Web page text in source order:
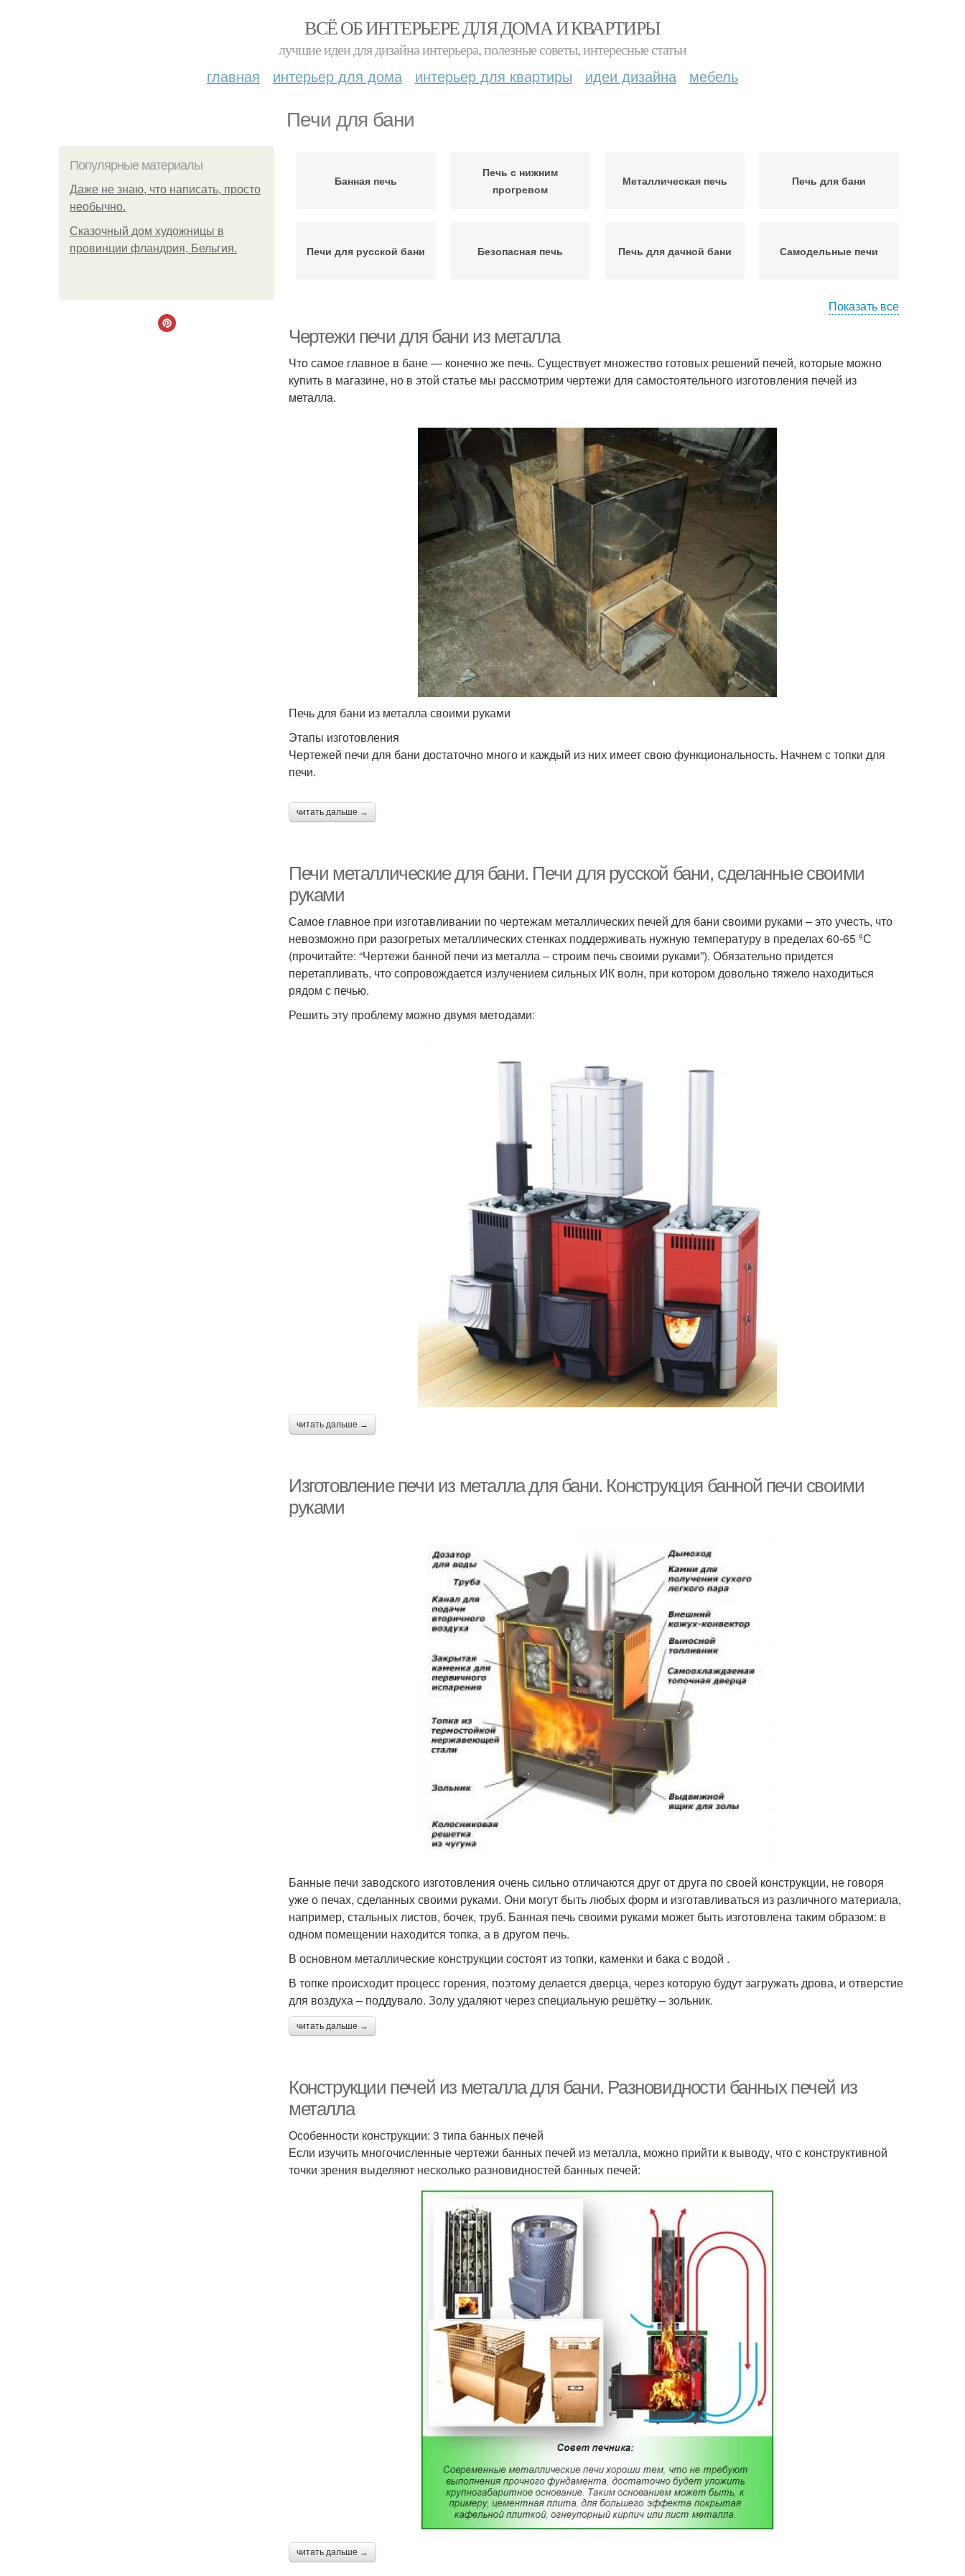
ВСЁ ОБ ИНТЕРЬЕРЕ ДЛЯ ДОМА И КВАРТИРЫ
лучшие идеи для дизайна интерьера, полезные советы, интересные статьи
главная интерьер для дома интерьер для квартиры идеи дизайна мебель
Печи для бани
Популярные материалы
Даже не знаю, что написать, просто
необычно.
Сказочный дом художницы в
провинции фландрия, Бельгия.
Банная печь
Печь с нижним
прогревом
Металлическая печь Печь для бани
Печи для русской бани Безопасная печь Печь для дачной бани Самодельные печи
Железная печь Каменка для бани
Печь из кирпича
Показать все
Чертежи печи для бани из металла
Что самое главное в бане — конечно же печь. Существует множество готовых решений печей, которые можно
купить в магазине, но в этой статье мы рассмотрим чертежи для самостоятельного изготовления печей из
металла.
Печь для бани из металла своими руками
Этапы изготовления
Чертежей печи для бани достаточно много и каждый из них имеет свою функциональность. Начнем с топки для
печи.
читать дальше →
Печи металлические для бани. Печи для русской бани, сделанные своими
руками
Самое главное при изготавливании по чертежам металлических печей для бани своими руками – это учесть, что
невозможно при разогретых металлических стенках поддерживать нужную температуру в пределах 60-65 ºС
(прочитайте: “Чертежи банной печи из металла – строим печь своими руками”). Обязательно придется
перетапливать, что сопровождается излучением сильных ИК волн, при котором довольно тяжело находиться
рядом с печью.
Решить эту проблему можно двумя методами:
читать дальше →
Изготовление печи из металла для бани. Конструкция банной печи своими
руками
Банные печи заводского изготовления очень сильно отличаются друг от друга по своей конструкции, не говоря
уже о печах, сделанных своими руками. Они могут быть любых форм и изготавливаться из различного материала,
например, стальных листов, бочек, труб. Банная печь своими руками может быть изготовлена таким образом: в
одном помещении находится топка, а в другом печь.
В основном металлические конструкции состоят из топки, каменки и бака с водой .
В топке происходит процесс горения, поэтому делается дверца, через которую будут загружать дрова, и отверстие
для воздуха – поддувало. Золу удаляют через специальную решётку – зольник.
читать дальше →
Конструкции печей из металла для бани. Разновидности банных печей из
металла
Особенности конструкции: 3 типа банных печей
Если изучить многочисленные чертежи банных печей из металла, можно прийти к выводу, что с конструктивной
точки зрения выделяют несколько разновидностей банных печей:
читать дальше →